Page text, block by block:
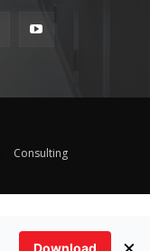
Consulting
Download